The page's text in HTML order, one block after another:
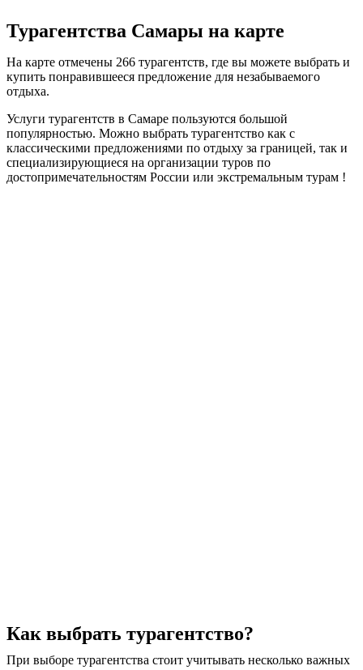
Турагентства Самары на карте
На карте отмечены 266 турагентств, где вы можете выбрать и
купить понравившееся предложение для незабываемого
отдыха.
Услуги турагентств в Самаре пользуются большой
популярностью. Можно выбрать турагентство как с
классическими предложениями по отдыху за границей, так и
специализирующиеся на организации туров по
достопримечательностям России или экстремальным турам !
Как выбрать турагентство?
При выборе турагентства стоит учитывать несколько важных